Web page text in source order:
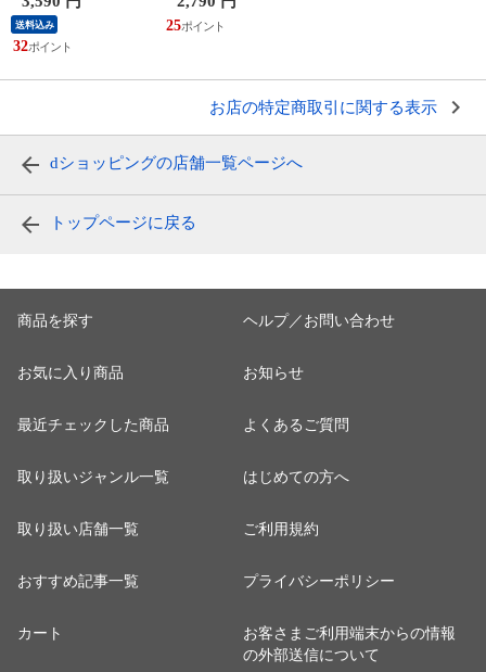
単品】【tu-hacci】
85M ブラック
送料込み
32
25
お店の特定商取引に関する表示
dショッピングの店舗一覧ページへ
トップページに戻る
商品を探す
お気に入り商品
最近チェックした商品
取り扱いジャンル一覧
取り扱い店舗一覧
おすすめ記事一覧
カート
ヘルプ／お問い合わせ
お知らせ
よくあるご質問
はじめての方へ
ご利用規約
プライバシーポリシー
お客さまご利用端末からの情報
の外部送信について